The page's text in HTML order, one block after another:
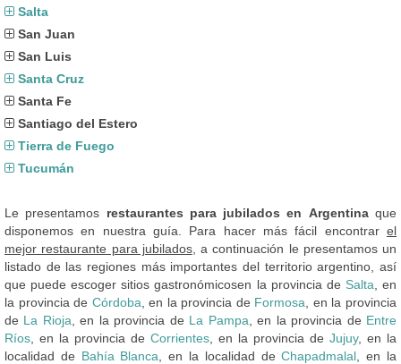
Salta
San Juan
San Luis
Santa Cruz
Santa Fe
Santiago del Estero
Tierra de Fuego
Tucumán
Le presentamos restaurantes para jubilados en Argentinaque
disponemos en nuestra guía. Para hacer más fácil encontrar el
mejor restaurante para jubilados, a continuación le presentamos un
listado de las regiones más importantes del territorio argentino, así
que puede escoger sitios gastronómicosen la provincia de Salta , en
la provincia de Córdoba , en la provincia de Formosa , en la provincia
de La Rioja , en la provincia de La Pampa , en la provincia de Entre
Ríos , en la provincia de Corrientes , en la provincia de Jujuy, en la
localidad de Bahía Blanca , en la localidad deChapadmalal , en la